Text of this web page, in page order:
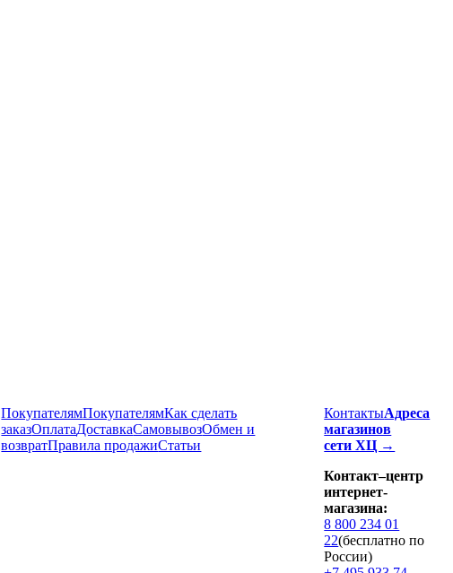
ПокупателямПокупателямКак сделать
заказОплатаДоставкаCамовывозОбмен и
возвратПравила продажиСтатьи
КонтактыАдреса
магазинов
сети ХЦ →
Контакт–центр
интернет-
магазина:
8 800 234 01
22(бесплатно по
России)